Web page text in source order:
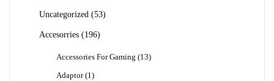
Uncategorized 5353
Accesorries
196196
Accessories For Gaming 1313
Adaptor 1 1